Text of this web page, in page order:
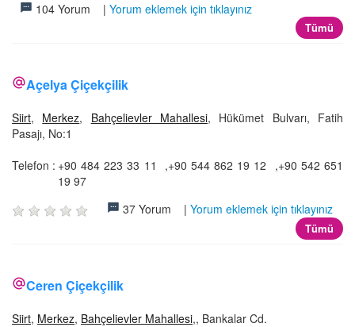
104 Yorum | Yorum eklemek için tıklayınız
Tümü
Açelya Çiçekçilik
Siirt, Merkez, Bahçelievler Mahallesi, Hükümet Bulvarı, Fatih
Pasajı, No:1
Telefon : +90 484 223 33 11 ,+90 544 862 19 12 ,+90 542 651
19 97
37 Yorum | Yorum eklemek için tıklayınız
Tümü
Ceren Çiçekçilik
Siirt, Merkez, Bahçelievler Mahallesi,, Bankalar Cd.